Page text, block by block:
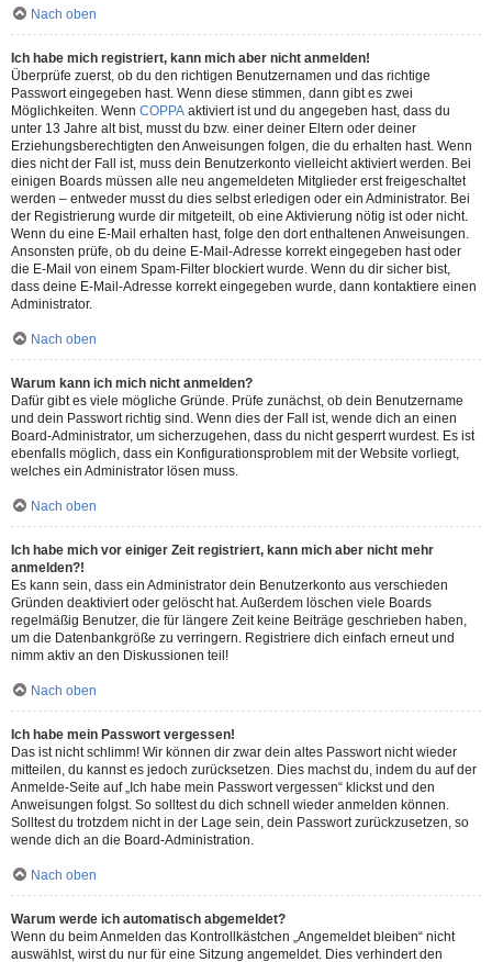
Nach oben
Ich habe mich registriert, kann mich aber nicht anmelden!
Überprüfe zuerst, ob du den richtigen Benutzernamen und das richtige
Passwort eingegeben hast. Wenn diese stimmen, dann gibt es zwei
Möglichkeiten. Wenn COPPA aktiviert ist und du angegeben hast, dass du
unter 13 Jahre alt bist, musst du bzw. einer deiner Eltern oder deiner
Erziehungsberechtigten den Anweisungen folgen, die du erhalten hast. Wenn
dies nicht der Fall ist, muss dein Benutzerkonto vielleicht aktiviert werden. Bei
einigen Boards müssen alle neu angemeldeten Mitglieder erst freigeschaltet
werden – entweder musst du dies selbst erledigen oder ein Administrator. Bei
der Registrierung wurde dir mitgeteilt, ob eine Aktivierung nötig ist oder nicht.
Wenn du eine E-Mail erhalten hast, folge den dort enthaltenen Anweisungen.
Ansonsten prüfe, ob du deine E-Mail-Adresse korrekt eingegeben hast oder
die E-Mail von einem Spam-Filter blockiert wurde. Wenn du dir sicher bist,
dass deine E-Mail-Adresse korrekt eingegeben wurde, dann kontaktiere einen
Administrator.
Nach oben
Warum kann ich mich nicht anmelden?
Dafür gibt es viele mögliche Gründe. Prüfe zunächst, ob dein Benutzername
und dein Passwort richtig sind. Wenn dies der Fall ist, wende dich an einen
Board-Administrator, um sicherzugehen, dass du nicht gesperrt wurdest. Es ist
ebenfalls möglich, dass ein Konfigurationsproblem mit der Website vorliegt,
welches ein Administrator lösen muss.
Nach oben
Ich habe mich vor einiger Zeit registriert, kann mich aber nicht mehr
anmelden?!
Es kann sein, dass ein Administrator dein Benutzerkonto aus verschieden
Gründen deaktiviert oder gelöscht hat. Außerdem löschen viele Boards
regelmäßig Benutzer, die für längere Zeit keine Beiträge geschrieben haben,
um die Datenbankgröße zu verringern. Registriere dich einfach erneut und
nimm aktiv an den Diskussionen teil!
Nach oben
Ich habe mein Passwort vergessen!
Das ist nicht schlimm! Wir können dir zwar dein altes Passwort nicht wieder
mitteilen, du kannst es jedoch zurücksetzen. Dies machst du, indem du auf der
Anmelde-Seite auf „Ich habe mein Passwort vergessen“ klickst und den
Anweisungen folgst. So solltest du dich schnell wieder anmelden können.
Solltest du trotzdem nicht in der Lage sein, dein Passwort zurückzusetzen, so
wende dich an die Board-Administration.
Nach oben
Warum werde ich automatisch abgemeldet?
Wenn du beim Anmelden das Kontrollkästchen „Angemeldet bleiben“ nicht
auswählst, wirst du nur für eine Sitzung angemeldet. Dies verhindert den